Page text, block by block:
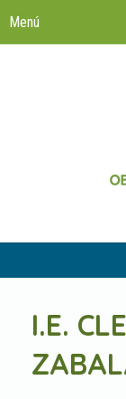
I.E.